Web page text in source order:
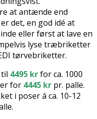
at antænde end
det, en god idé at
eller først at lave en
lyse træbriketter
tørvebriketter.
4495 krfor ca. 1000
for 4445 kr pr. palle.
i poser á ca. 10-12